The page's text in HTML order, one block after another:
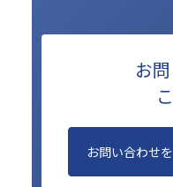
お
お問い合わせ